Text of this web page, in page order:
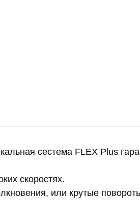
сестема FLEX Plus
скоростях.
или крутые